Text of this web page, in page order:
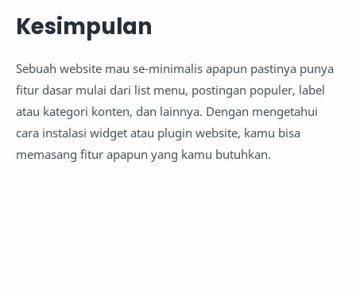
Kesimpulan
Sebuah website mau se-minimalis apapun pastinya punya
fitur dasar mulai dari list menu, postingan populer, label
atau kategori konten, dan lainnya. Dengan mengetahui
cara instalasi widget atau plugin website, kamu bisa
memasang fitur apapun yang kamu butuhkan.